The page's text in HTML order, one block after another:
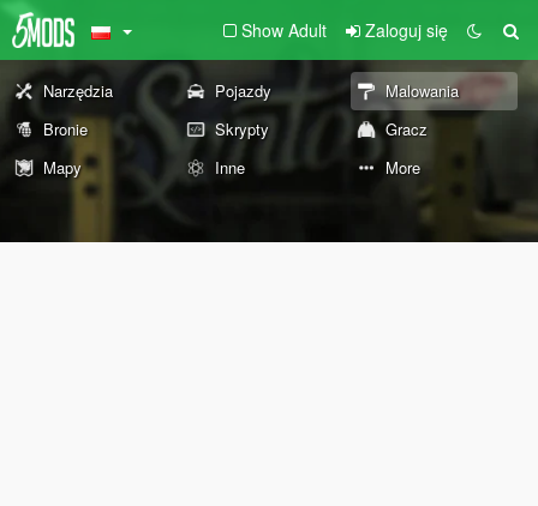
Show Adult Zaloguj się
Narzędzia Pojazdy
Malowania
Bronie
Skrypty
Gracz
Mapy
Inne More